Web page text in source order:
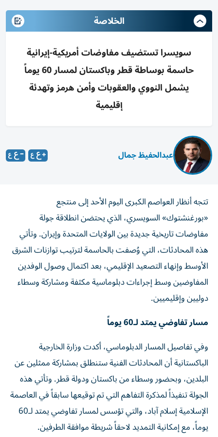
الخلاصة
سويسرا تستضيف مفاوضات أمريكية‑إيرانية
حاسمة بوساطة قطر وباكستان لمسار 60 يوماً
يشمل النووي والعقوبات وأمن هرمز وتهدئة
إقليمية
عبدالحفيظ جمال
تتجه أنظار العواصم الكبرى اليوم الأحد إلى منتجع
«بورغنشتوك» السويسري، الذي يحتضن انطلاقة جولة
مفاوضات تاريخية جديدة بين الولايات المتحدة وإيران. وتأتي
هذه المحادثات، التي وُصفت بالحاسمة لترتيب توازنات الشرق
الأوسط وإنهاء التصعيد الإقليمي، بعد اكتمال وصول الوفدين
المفاوضين وسط إجراءات دبلوماسية مكثفة ومشاركة وسطاء
دوليين وإقليميين.
مسار تفاوضي يمتد لـ60 يوماً
وفي تفاصيل المسار الدبلوماسي، أكدت وزارة الخارجية
الباكستانية أن المحادثات الفنية ستنطلق بمشاركة ممثلين عن
البلدين، وبحضور وسطاء من باكستان ودولة قطر. وتأتي هذه
الجولة تنفيذاً لمذكرة التفاهم التي تم توقيعها سابقاً في العاصمة
الإسلامية إسلام آباد، والتي تؤسس لمسار تفاوضي يمتد لـ60
يوماً، مع إمكانية التمديد لاحقاً شريطة موافقة الطرفين.